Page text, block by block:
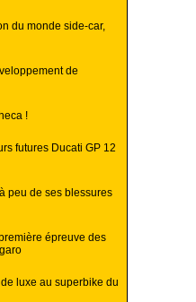
du monde side-car,
de
!
futures Ducati GP 12
peu de ses blessures
épreuve des
luxe au superbike du